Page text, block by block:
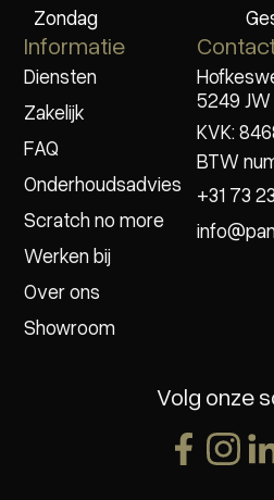
Zondag
Informatie
Diensten
Zakelijk
FAQ
Onderhoudsadvies
Scratch no more
Werken bij
Over ons
Showroom
5249
KVK:
BTW
+31 73
Volg onze